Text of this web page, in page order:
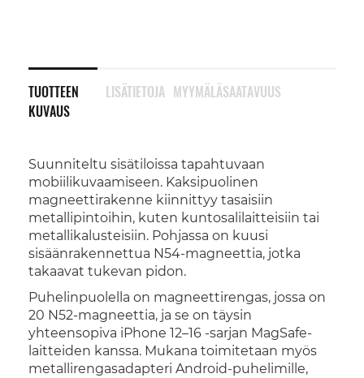
TUOTTEEN
KUVAUS
Suunniteltu sisätiloissa tapahtuvaan
mobiilikuvaamiseen. Kaksipuolinen
magneettirakenne kiinnittyy tasaisiin
metallipintoihin, kuten kuntosalilaitteisiin tai
metallikalusteisiin. Pohjassa on kuusi
sisäänrakennettua N54-magneettia, jotka
takaavat tukevan pidon.
Puhelinpuolella on magneettirengas, jossa on
20 N52-magneettia, ja se on täysin
yhteensopiva iPhone 12–16 -sarjan MagSafe-
laitteiden kanssa. Mukana toimitetaan myös
metallirengasadapteri Android-puhelimille,
LISÄTIETOJA MYYMÄLÄSAATAVUUS